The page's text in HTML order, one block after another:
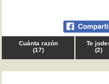
Cuánta razón
(17)
Te
(2)